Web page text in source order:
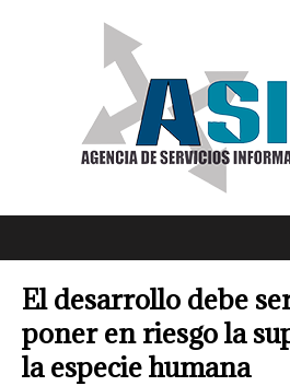
El desarrollo debe
poner en riesgo la
la especie humana